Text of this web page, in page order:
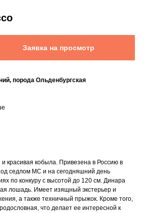
Заявка на просмотр
порода Ольденбургская
красивая кобыла. Привезена в Россию в
седлом МС и на сегодняшний день
по конкуру с высотой до 120 см. Динара
лошадь. Имеет изящный экстерьер и
а также техничный прыжок. Кроме того,
что делает ее интересной к